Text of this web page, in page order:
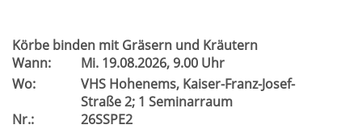
Körbe binden mit Gräsern und Kräutern
Wann:
Mi. 19.08.2026, 9.00 Uhr
Wo:
VHS Hohenems, Kaiser-Franz-Josef-
Straße 2; 1 Seminarraum
Nr.:
26SSPE2